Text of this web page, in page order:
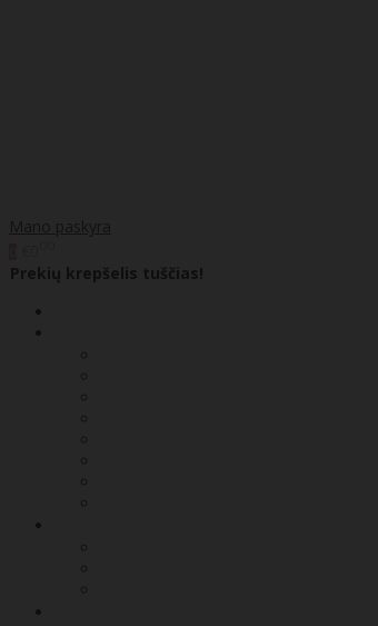
Mano paskyra
Prekių krepšelis tuščias!